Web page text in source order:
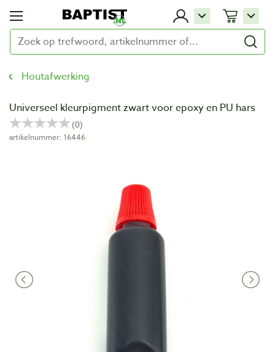
Houtafwerking
Universeel kleurpigment zwart voor epoxy en PU hars
artikelnummer: 16446